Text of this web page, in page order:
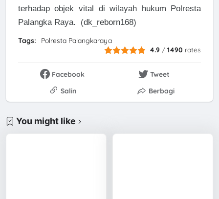
terhadap objek vital di wilayah hukum Polresta
Palangka Raya. (dk_reborn168)
Tags:
Polresta Palangkaraya
4.9 /1490 rates
Facebook
Tweet
Salin
Berbagi
You might like